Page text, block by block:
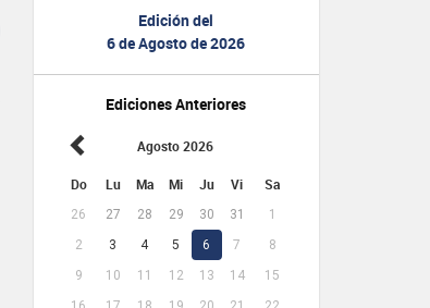
Edición del
6 de Agosto de 2026
Ediciones Anteriores
Agosto 2026
Do Lu Ma Mi Ju Vi Sa
26 27 28 29 30 31
1
2
3 4 5 6 7
8
9
10 11 12 13 14
15